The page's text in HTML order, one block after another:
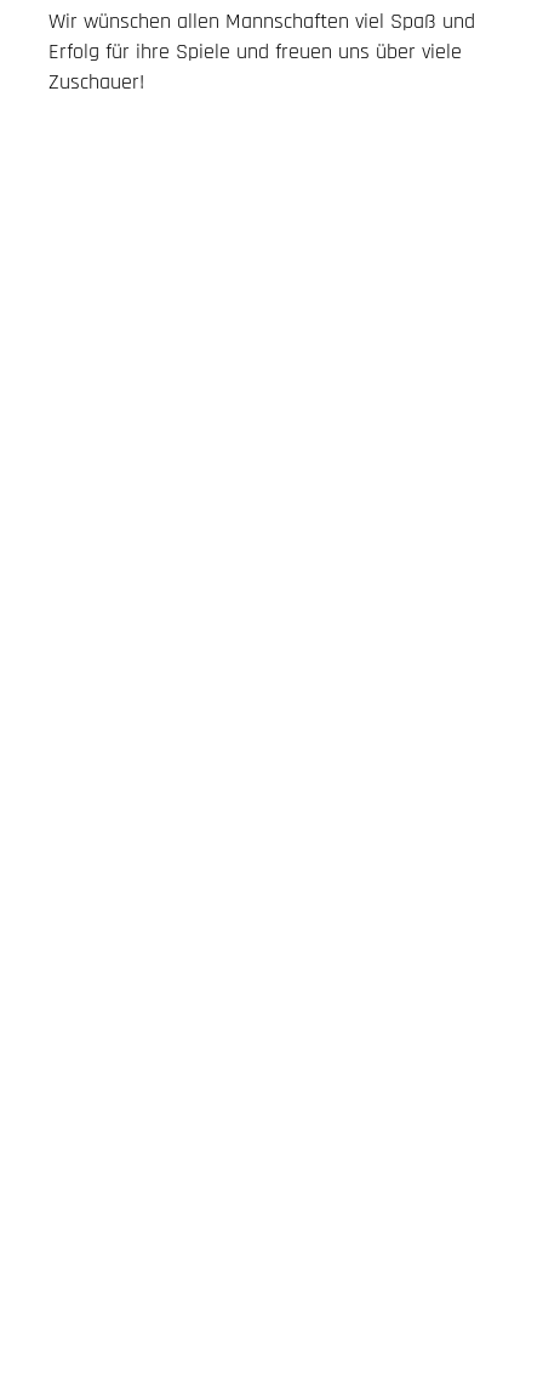
Wir wünschen allen Mannschaften viel Spaß und
Erfolg für ihre Spiele und freuen uns über viele
Zuschauer!